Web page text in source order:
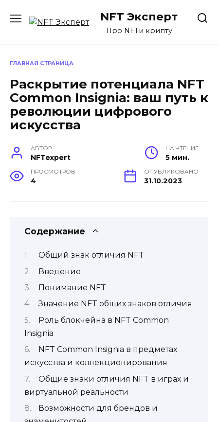
содержанию
NFT Эксперт
Про NFTи крипту
ГЛАВНАЯ СТРАНИЦА
Раскрытие потенциала NFT
Common Insignia: ваш путь к
революции цифрового
искусства
АВТОР
NFTexpert
НА ЧТЕНИЕ
5 мин.
ПРОСМОТРОВ
4
ОПУБЛИКОВАНО
31.10.2023
Содержание
Общий знак отличия NFT
Введение
Понимание NFT
Значение NFT общих знаков отличия
Роль блокчейна в NFT Common
Insignia
NFT Common Insignia в предметах
искусства и коллекционирования
Общие знаки отличия NFT в играх и
виртуальной реальности
Возможности для брендов и